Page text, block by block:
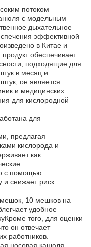
потоком
с модельным
дыхательное
эффективной
в Китае и
обеспечивает
подходящие для
в месяц и
он является
и медицинских
для кислородной
для
предлагая
кислорода и
как
с помощью
и снижает риск
мешок, 10 мешков на
удобное
того, для оценки
он отвечает
работников.